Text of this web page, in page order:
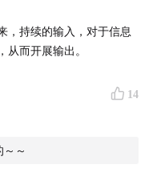
面写满了该产品不擅长的
，而丢失了过程，这是
，我们被灌输了太多了唯
过程。
，持续的输入，对于信息
而开展输出。
14
～